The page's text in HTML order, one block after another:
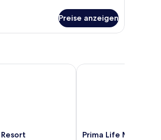
Preise anzeigen
Prima
Prima Life Makadi
Prima Life Makadi